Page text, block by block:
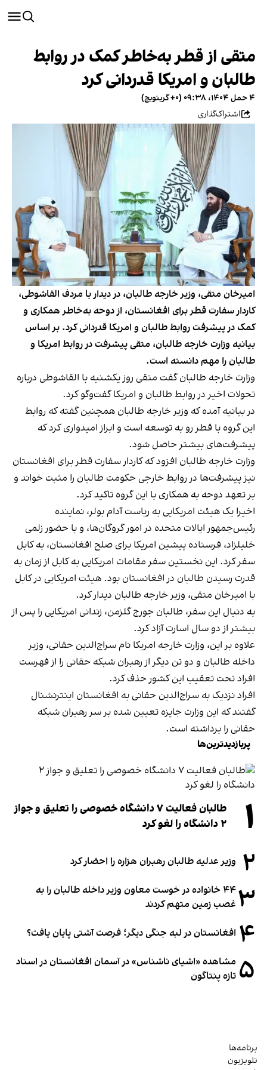
متقی از قطر به‌خاطر کمک در روابط
طالبان و امریکا قدردانی کرد
۴ حمل ۱۴۰۴، ۰۹:۳۸ (‎+۰ گرینویچ)
اشتراک‌گذاری
امیرخان متقی، وزیر خارجه طالبان، در دیدار با مردف القاشوطی،
کاردار سفارت قطر برای افغانستان، از دوحه به‌خاطر همکاری و
کمک در پیشرفت‌ روابط طالبان و امریکا قدردانی کرد. بر اساس
بیانیه وزارت خارجه طالبان، متقی پیشرفت در روابط امریکا و
طالبان را مهم دانسته است.
وزارت خارجه طالبان گفت متقی روز یکشنبه با القاشوطی درباره
تحولات اخیر در روابط طالبان و امریکا گفت‌وگو کرد.
در بیانیه آمده که وزیر خارجه طالبان همچنین گفته که روابط
این گروه با قطر رو به توسعه است و ابراز امیدواری کرد که
پیشرفت‌های بیشتر حاصل شود.
وزارت خارجه طالبان افزود که کاردار سفارت قطر برای افغانستان
نیز پیشرفت‌ها در روابط خارجی حکومت طالبان را مثبت خواند و
بر تعهد دوحه به همکاری با این گروه تاکید کرد.
اخیرا یک هیئت امریکایی به ریاست آدام بولر، نماینده
رئیس‌جمهور ایالات متحده در امور گروگان‌ها، و با حضور زلمی
خلیلزاد، فرستاده پیشین امریکا برای صلح افغانستان، به کابل
سفر کرد. این نخستین سفر مقامات امریکایی به کابل از زمان به
قدرت رسیدن طالبان در افغانستان بود. هیئت امریکایی در کابل
با امیرخان متقی، وزیر خارجه طالبان دیدار کرد.
به دنبال این سفر، طالبان جورج گلزمن، زندانی امریکایی را پس از
بیشتر از دو سال اسارت آزاد کرد.
علاوه بر این، وزارت خارجه امریکا نام سراج‌الدین حقانی، وزیر
داخله طالبان و دو تن دیگر از رهبران شبکه حقانی را از فهرست
افراد تحت تعقیب این کشور حذف کرد.
افراد نزدیک به سراج‌الدین حقانی به افغانستان اینترنشنال
گفتند که این وزارت جایزه تعیین شده بر سر رهبران شبکه
حقانی را برداشته است.
پربازدیدترین‌ها
۱
طالبان فعالیت ۷ دانشگاه خصوصی را تعلیق و جواز
۲ دانشگاه را لغو کرد
۲ وزیر عدلیه طالبان رهبران هزاره را احضار کرد
۳
۴۴ خانواده در خوست معاون وزیر داخله طالبان را به
غصب زمین متهم کردند
۴ افغانستان در لبه جنگی دیگر؛ فرصت آشتی پایان یافت؟
۵ مشاهده «اشیای ناشناس» در آسمان افغانستان در اسناد
تازه پنتاگون
برنامه‌ها
تلویزیون